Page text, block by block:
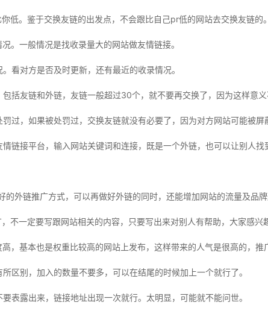
。鉴于交换友链的出发点，不会跟比自己pr低的网站去交换友链的。
一般情况是找收录量大的网站做友情链接。
对方是否及时更新，还有最近的收录情况。
友链和外链，友链一般超过30个，就不要再交换了，因为这样意义
，如果被处罚过，交换友链就没有必要了，因为对方网站可能被屏
接平台，输入网站关键词和连接，既是一个外链，也可以让别人找
外链推广方式，可以再做好外链的同时，还能增加网站的流量及品牌
一定要写跟网站相关的内容，只要写出来对别人有帮助，大家感兴
基本也是权重比较高的网站上发布，这样带来的人气是很高的，推
别，加入的数量不要多，可以在结尾的时候加上一个就行了。
露出来，链接地址出现一次就行。太明显，可能就不能问世。